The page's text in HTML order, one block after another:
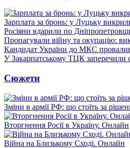
Зарплата за бронь: у Луцьку
Росіяни вдарили по
Пропагували війну та окупацію:
Кандидат України до МКС
У Закарпатському ТЦК заперечили
Сюжети
Зміни в армії РФ: що стоїть за
Вторгнення Росії в Україну. Онлайн
Війна на Близькому Сході. Онлайн